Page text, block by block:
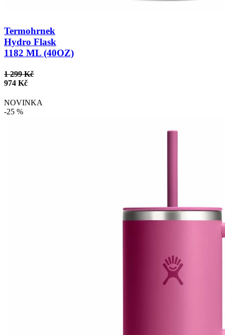
Termohrnek
Hydro Flask
1182 ML (40OZ)
1 299 Kč
974 Kč
NOVINKA
-25 %